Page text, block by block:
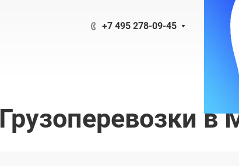
+7 495 278-09-45
Грузоперевозки в